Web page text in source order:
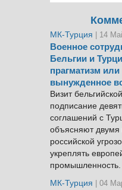
МК-Турция | 14
Военное
Бельгии и
прагматизм или
вынужденное
Визит
подписание
соглашений с
объясняют
российской
укреплять
МК-Турция
| 04